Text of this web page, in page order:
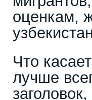
оценкам,
Что
лучше